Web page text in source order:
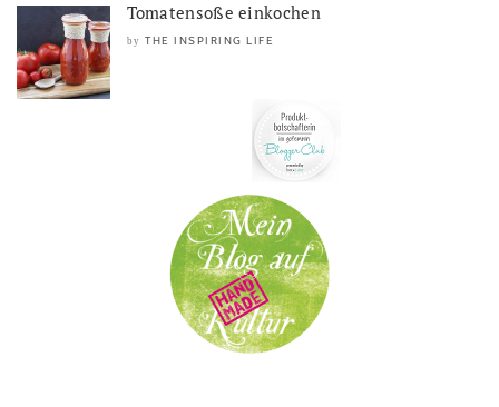
Tomatensoße einkochen
by THE INSPIRING LIFE